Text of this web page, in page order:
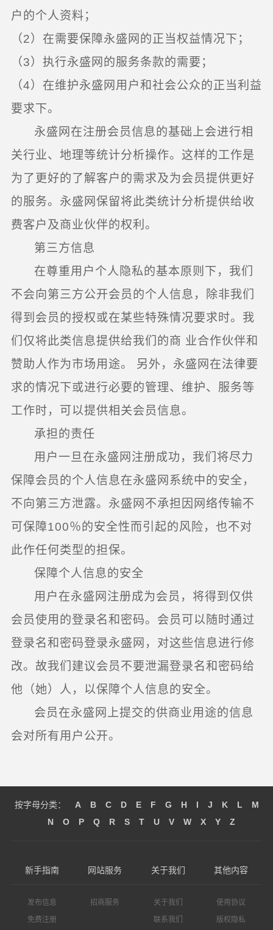
户的个人资料；
（2）在需要保障永盛网的正当权益情况下；
（3）执行永盛网的服务条款的需要；
（4）在维护永盛网用户和社会公众的正当利益
要求下。
永盛网在注册会员信息的基础上会进行相
关行业、地理等统计分析操作。这样的工作是
为了更好的了解客户的需求及为会员提供更好
的服务。永盛网保留将此类统计分析提供给收
费客户及商业伙伴的权利。
第三方信息
在尊重用户个人隐私的基本原则下，我们
不会向第三方公开会员的个人信息，除非我们
得到会员的授权或在某些特殊情况要求时。我
们仅将此类信息提供给我们的商 业合作伙伴和
赞助人作为市场用途。 另外，永盛网在法律要
求的情况下或进行必要的管理、维护、服务等
工作时，可以提供相关会员信息。
承担的责任
用户一旦在永盛网注册成功，我们将尽力
保障会员的个人信息在永盛网系统中的安全，
不向第三方泄露。永盛网不承担因网络传输不
可保障100％的安全性而引起的风险，也不对
此作任何类型的担保。
保障个人信息的安全
用户在永盛网注册成为会员，将得到仅供
会员使用的登录名和密码。会员可以随时通过
登录名和密码登录永盛网，对这些信息进行修
改。故我们建议会员不要泄漏登录名和密码给
他（她）人，以保障个人信息的安全。
会员在永盛网上提交的供商业用途的信息
会对所有用户公开。
按字母分类： A B C D E F G H I J K L
M
N
O P Q R S T U V W X Y Z
新手指南
发布信息
免费注册
网站服务
招商服务
关于我们
关于我们
联系我们
其他内容
使用协议
版权隐私